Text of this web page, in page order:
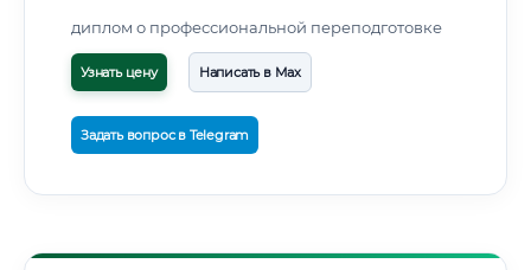
диплом о профессиональной переподготовке
Узнать цену Написать в Max
Задать вопрос в Telegram